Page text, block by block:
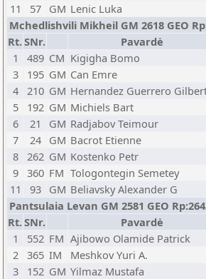
11
57 GM Lenic Luka
Mchedlishvili Mikheil GM 2618 GEO
Rt.SNr. Pavardė
1
489 CM Kigigha Bomo
3
195 GM Can Emre
4
210 GM Hernandez Guerrero
5
192 GM Michiels Bart
6
21 GM Radjabov Teimour
7
24 GM Bacrot Etienne
8
262 GM Kostenko Petr
9
360 FM Tologontegin Semetey
11
93 GM Beliavsky Alexander G
Pantsulaia Levan GM 2581 GEO
Rt.SNr. Pavardė
1
552 FM Ajibowo Olamide Patrick
2
365 IM Meshkov Yuri A.
3
152 GM Yilmaz Mustafa